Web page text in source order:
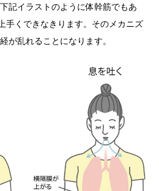
記イラストのように体幹筋でもあ
手くできなきります。そのメカニズ
が乱れることになります。